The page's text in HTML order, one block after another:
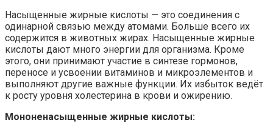
Насыщенные жирные кислоты — это соединения с
одинарной связью между атомами. Больше всего их
содержится в животных жирах. Насыщенные жирные
кислоты дают много энергии для организма. Кроме
этого, они принимают участие в синтезе гормонов,
переносе и усвоении витаминов и микроэлементов и
выполняют другие важные функции. Их избыток ведёт
к росту уровня холестерина в крови и ожирению.
Мононенасыщенные жирные кислоты: